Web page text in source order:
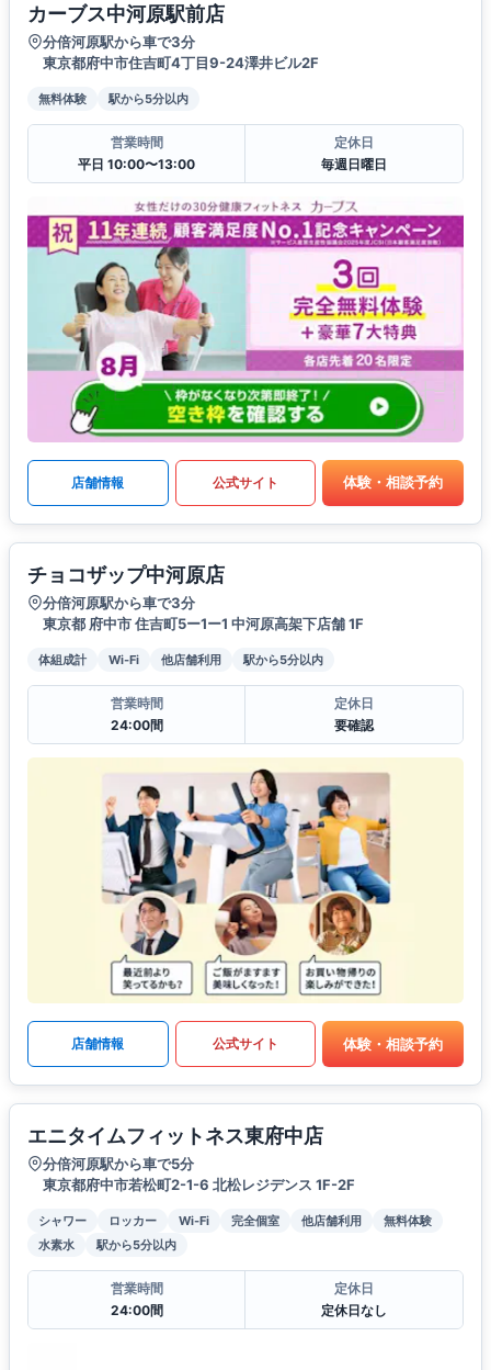
カーブス中河原駅前店
分倍河原駅から車で3分
東京都府中市住吉町4丁目9-24澤井ビル2F
無料体験 駅から5分以内
営業時間
平日 10:00〜13:00
定休日
毎週日曜日
店舗情報 公式サイト 体験・相談予約
チョコザップ中河原店
分倍河原駅から車で3分
東京都 府中市 住吉町5ー1ー1 中河原高架下店舗 1F
体組成計 Wi-Fi 他店舗利用 駅から5分以内
営業時間
24:00間
定休日
要確認
店舗情報 公式サイト 体験・相談予約
エニタイムフィットネス東府中店
分倍河原駅から車で5分
東京都府中市若松町2-1-6 北松レジデンス 1F-2F
シャワー ロッカー Wi-Fi 完全個室 他店舗利用
無料体験
水素水
駅から5分以内
営業時間
24:00間
定休日
定休日なし